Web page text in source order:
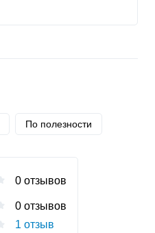
По полезности
0 отзывов
0 отзывов
1 отзыв